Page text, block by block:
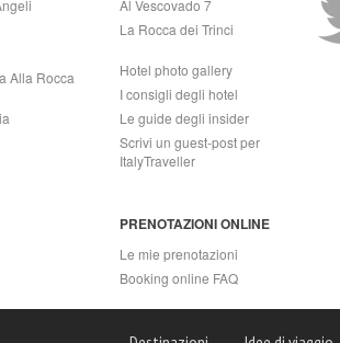
Alla Rocca
Al Vescovado 7
La Rocca dei Trinci
Hotel photo gallery
I consigli degli hotel
Le guide degli insider
Scrivi un guest-post per
ItalyTraveller
PRENOTAZIONI ONLINE
Le mie prenotazioni
Booking online FAQ